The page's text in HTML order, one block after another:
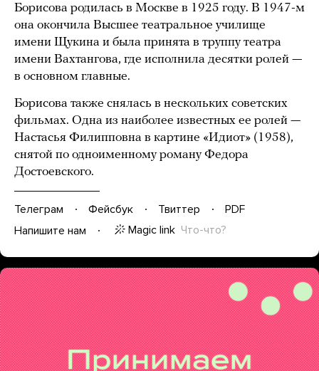
Борисова родилась в Москве в 1925 году. В 1947-м
она окончила Высшее театральное училище
имени Щукина и была принята в труппу театра
имени Вахтангова, где исполнила десятки ролей —
в основном главные.
Борисова также снялась в нескольких советских
фильмах. Одна из наиболее известных ее ролей —
Настасья Филипповна в картине «Идиот» (1958),
снятой по одноименному роману Федора
Достоевского.
Телеграм Фейсбук Твиттер
PDF
Напишите нам
Magic link Что-что?